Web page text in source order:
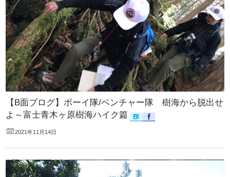
【B面ブログ】ボーイ隊/ベンチャー隊 樹海から脱出せ
よ～富士青木ヶ原樹海ハイク篇
2021年11月14日